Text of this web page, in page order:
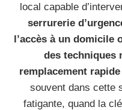
local capable
serrurerie
l’accès à un domicile
des techniques
remplacement
souvent dans cette
fatigante, quand la